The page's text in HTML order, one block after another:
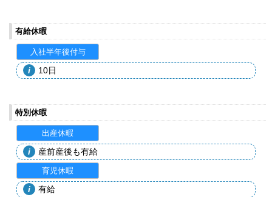
有給休暇
入社半年後付与
10日
特別休暇
出産休暇
産前産後も有給
育児休暇
有給